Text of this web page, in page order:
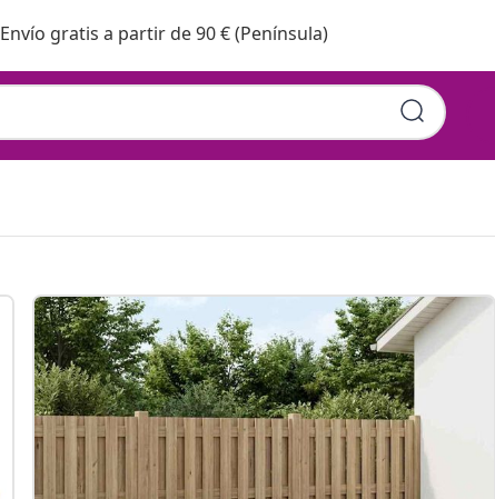
Envío gratis a partir de 90 € (Península)